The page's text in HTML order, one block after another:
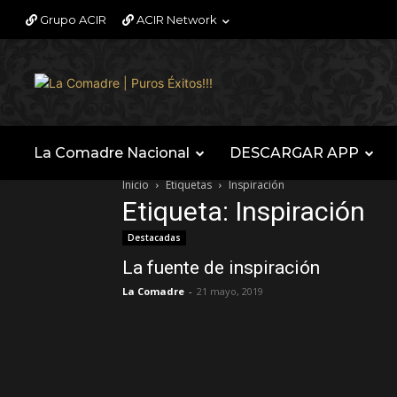
Grupo ACIR ACIR Network
La Comadre Nacional DESCARGAR APP
Inicio Etiquetas Inspiración
Etiqueta: Inspiración
Destacadas
La fuente de inspiración
La Comadre - 21 mayo, 2019